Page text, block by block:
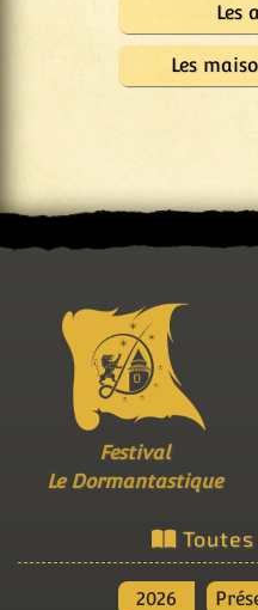
Les
Les
Festival
Le Dormantastique
2026